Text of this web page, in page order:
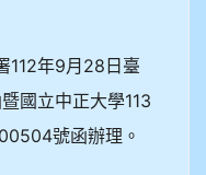
112年9月28日臺
國立中正大學113
號函辦理。